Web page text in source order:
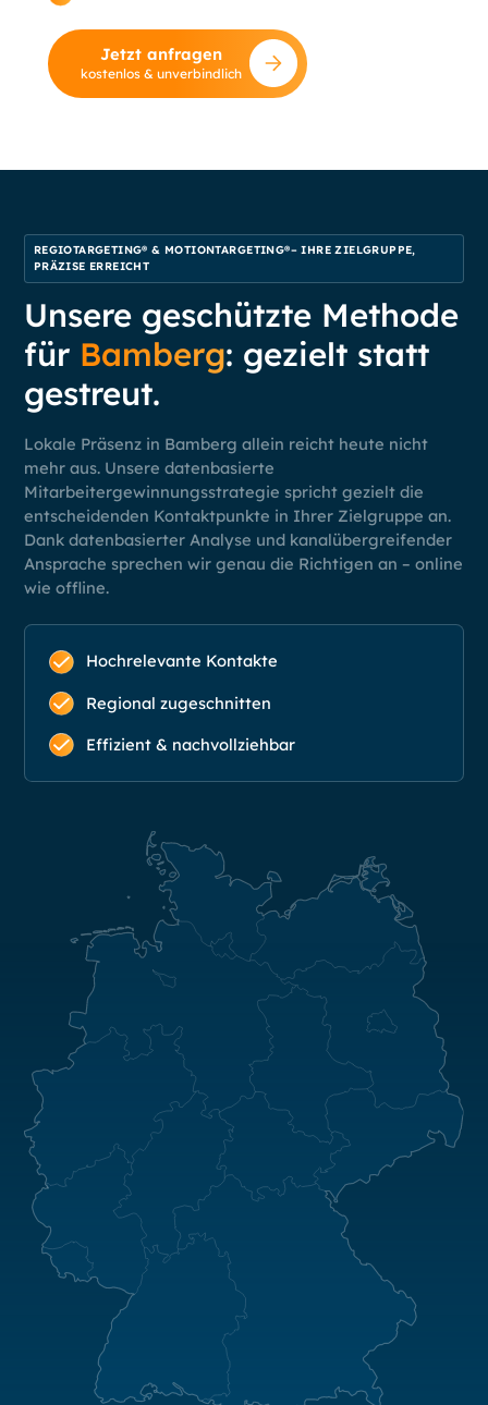
Jetzt anfragen
kostenlos & unverbindlich
REGIOTARGETING® & MOTIONTARGETING®– IHRE ZIELGRUPPE,
PRÄZISE ERREICHT
Unsere geschützte Methode
für Bamberg: gezielt statt
gestreut.
Lokale Präsenz in Bamberg allein reicht heute nicht
mehr aus. Unsere datenbasierte
Mitarbeitergewinnungsstrategie spricht gezielt die
entscheidenden Kontaktpunkte in Ihrer Zielgruppe an.
Dank datenbasierter Analyse und kanalübergreifender
Ansprache sprechen wir genau die Richtigen an – online
wie offline.
Hochrelevante Kontakte
Regional zugeschnitten
Effizient & nachvollziehbar